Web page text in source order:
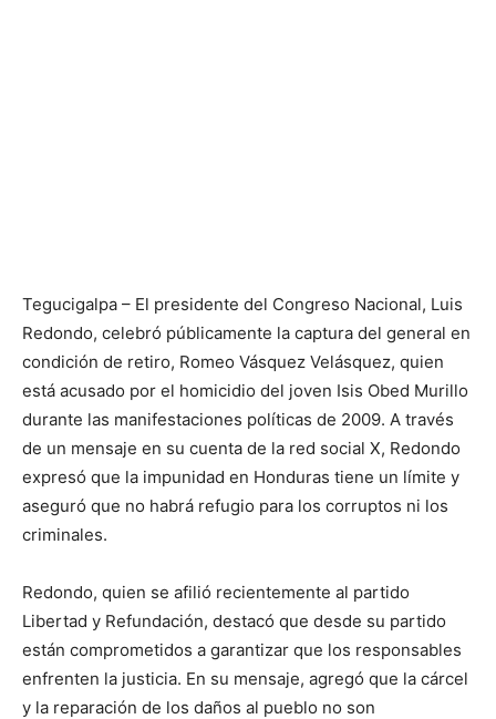
Tegucigalpa – El presidente del Congreso Nacional, Luis
Redondo, celebró públicamente la captura del general en
condición de retiro, Romeo Vásquez Velásquez, quien
está acusado por el homicidio del joven Isis Obed Murillo
durante las manifestaciones políticas de 2009. A través
de un mensaje en su cuenta de la red social X, Redondo
expresó que la impunidad en Honduras tiene un límite y
aseguró que no habrá refugio para los corruptos ni los
criminales.
Redondo, quien se afilió recientemente al partido
Libertad y Refundación, destacó que desde su partido
están comprometidos a garantizar que los responsables
enfrenten la justicia. En su mensaje, agregó que la cárcel
y la reparación de los daños al pueblo no son